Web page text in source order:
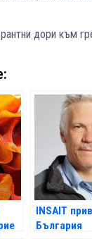
дори към
INSAIT
България